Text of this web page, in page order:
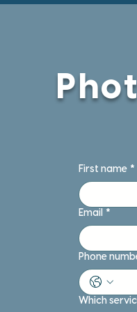
First name *
Email *
Phone
Which